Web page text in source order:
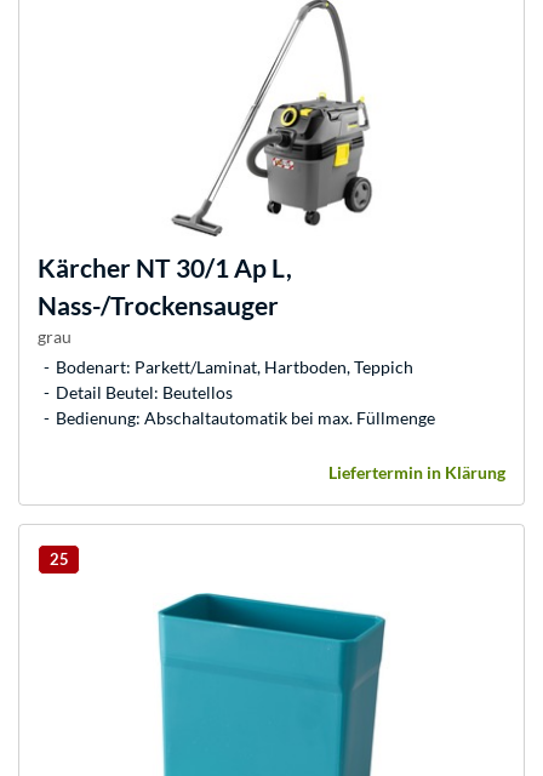
Kärcher NT 30/1 Ap L,
Nass-/Trockensauger
grau
Bodenart: Parkett/Laminat, Hartboden, Teppich
Detail Beutel: Beutellos
Bedienung: Abschaltautomatik bei max. Füllmenge
Liefertermin in Klärung
25